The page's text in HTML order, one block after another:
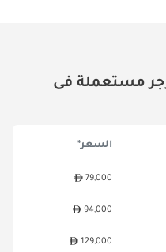
مستعملة فى
السعر*
79,000
94,000
129,000